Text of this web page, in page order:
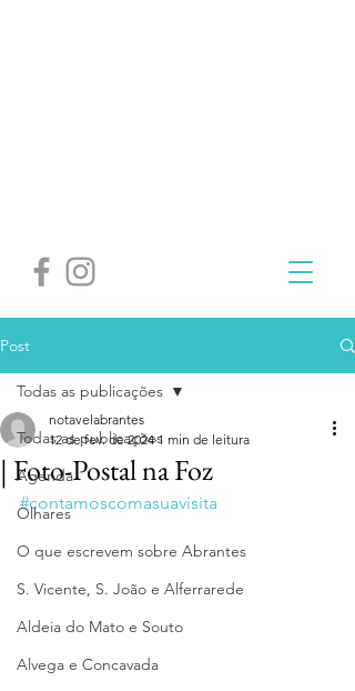
Post
Todas as publicações
Agenda
Olhares
O que escrevem sobre Abrantes
S. Vicente, S. João e Alferrarede
Aldeia do Mato e Souto
Alvega e Concavada
Todas as publicações
| Foto-Postal na Foz
notavelabrantes
12 de fev. de 2024 1 min de leitura
#contamoscomasuavisita